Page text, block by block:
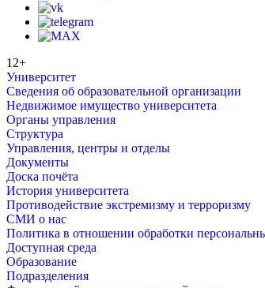
12+
Университет
Сведения об образовательной организации
Недвижимое имущество университета
Органы управления
Структура
Управления, центры и отделы
Документы
Доска почёта
История университета
Противодействие экстремизму и терроризму
СМИ о нас
Политика в отношении обработки
Доступная среда
Образование
Подразделения